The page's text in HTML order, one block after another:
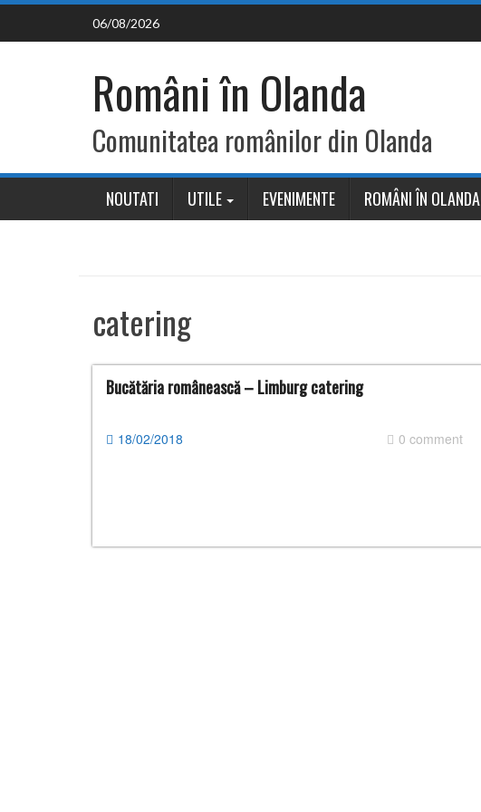
Skip
content
06/08/2026
Români în Olanda
Comunitatea românilor din Olanda
NOUTATI UTILE EVENIMENTE ROMÂNI ÎN OLANDA
catering
Bucătăria românească – Limburg catering
18/02/2018 0 comment